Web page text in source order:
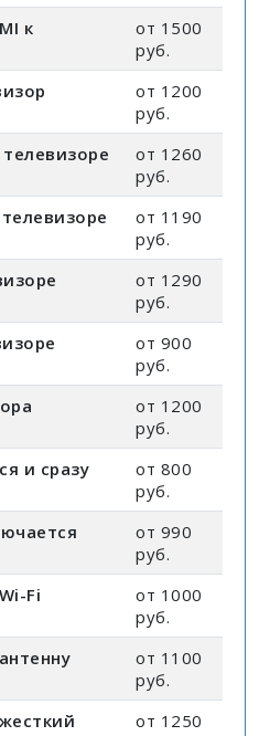
к
от 1500
руб.
от 1200
руб.
от 1260
руб.
от 1190
руб.
от 1290
руб.
от 900
руб.
от 1200
руб.
и сразу
от 800
руб.
от 990
руб.
Fi
от 1000
руб.
от 1100
руб.
от 1250